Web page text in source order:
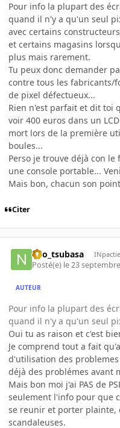
Pour info la plupart des
quand il n'y a qu'un seul
avec certains
et certains magasins
plus mais rarement.
Tu peux donc demander
contre tous les fabricants/
de pixel défectueux...
Rien n'est parfait et dit toi
voir 400 euros dans un
mort lors de la première
boules...
Perso je trouve déjà con
une console portable...
Mais bon, chacun son
Citer
neo_tsubasa
Posté(e) le 23
AUTEUR
Pour info la plupart des
quand il n'y a qu'un seul
Oui tu as raison et c'est
Je comprend tout a fait
d'utilisation des
déjà des problémes avant
Mais bon moi j'ai PAS de
seulement l'info pour que
se reunir et porter plainte,
scandaleuses.